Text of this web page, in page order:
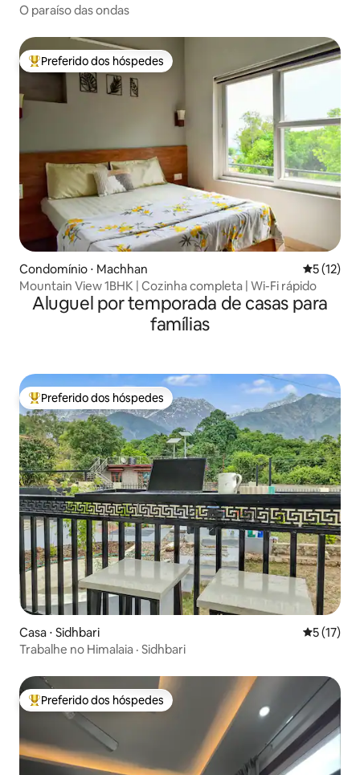
O paraíso das ondas
Entre os melhores preferidos dos hóspedes
Preferido dos hóspedes
Condomínio ⋅ Machhan 5 de uma
5 (12)
Mountain View 1BHK | Cozinha completa | Wi-Fi rápido
Aluguel por temporada de casas para
famílias
Entre os melhores preferidos dos hóspedes
Preferido dos hóspedes
Casa ⋅ Sidhbari 5 de uma
5 (17)
Trabalhe no Himalaia · Sidhbari
Entre os melhores preferidos dos hóspedes
Preferido dos hóspedes